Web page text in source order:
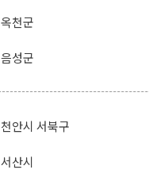
옥천군
음성군
천안시 서북구
서산시